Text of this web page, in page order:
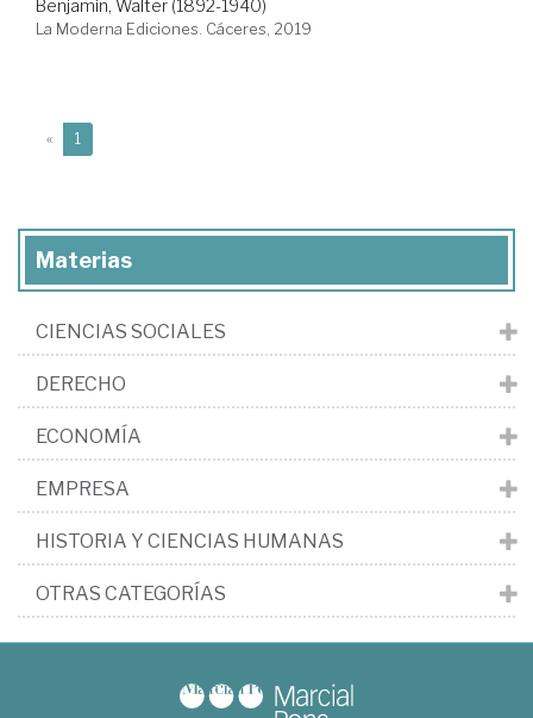
Benjamin, Walter (1892-1940)
La Moderna Ediciones. Cáceres, 2019
« 1
Materias
CIENCIAS SOCIALES
DERECHO
ECONOMÍA
EMPRESA
HISTORIA Y CIENCIAS HUMANAS
OTRAS CATEGORÍAS